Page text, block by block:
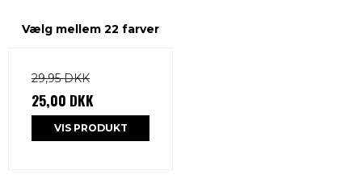
Vælg mellem 22 farver
29,95 DKK
25,00 DKK
VIS PRODUKT